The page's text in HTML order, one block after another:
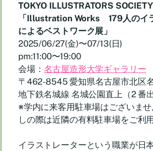
TOKYO ILLUSTRATORS
「 Illustration Works 179人のイ
によるベストワーク展 」
2025/06/27(金)〜07/13(日)
pm:11:00〜19:00
会場： 名古屋造形大学ギャラリー
〒462-8545 愛知県名古屋市北区
地下鉄名城線 名城公園直上（2 番
※学内に来客用駐車場はございま
しの際は近隣の有料駐車場をご利
イラストレーターという職業が日